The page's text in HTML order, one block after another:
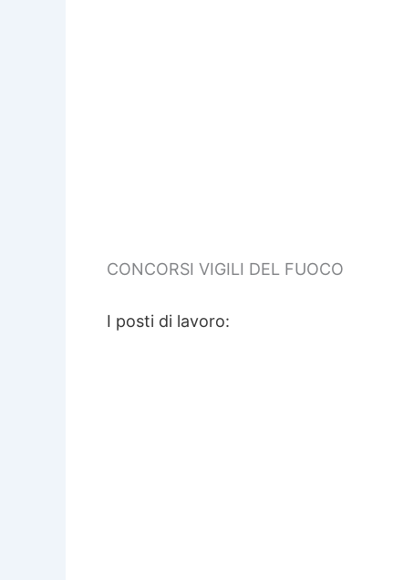
CONCORSI VIGILI DEL FUOCO
I posti di lavoro: